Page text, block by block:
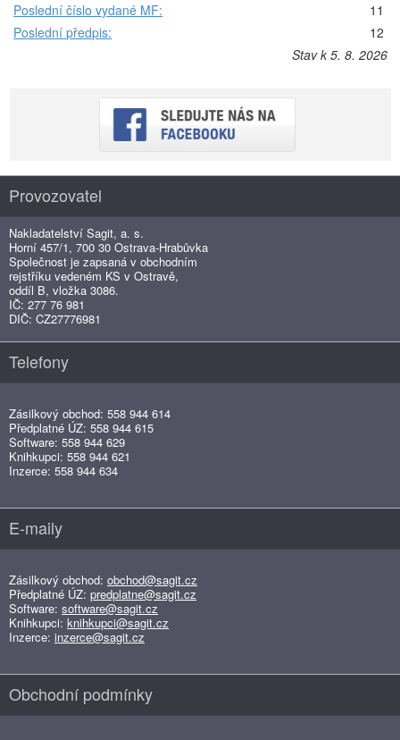
Poslední číslo vydané MF:
11
Poslední předpis:
12
Stav k 5. 8. 2026
Provozovatel
Nakladatelství Sagit, a. s.
Horní 457/1, 700 30 Ostrava-Hrabůvka
Společnost je zapsaná v obchodním
rejstříku vedeném KS v Ostravě,
oddíl B, vložka 3086.
IČ: 277 76 981
DIČ: CZ27776981
Telefony
Zásilkový obchod: 558 944 614
Předplatné ÚZ: 558 944 615
Software: 558 944 629
Knihkupci: 558 944 621
Inzerce: 558 944 634
E-maily
Zásilkový obchod: obchod@sagit.cz
Předplatné ÚZ: predplatne@sagit.cz
Software: software@sagit.cz
Knihkupci: knihkupci@sagit.cz
Inzerce: inzerce@sagit.cz
Obchodní podmínky